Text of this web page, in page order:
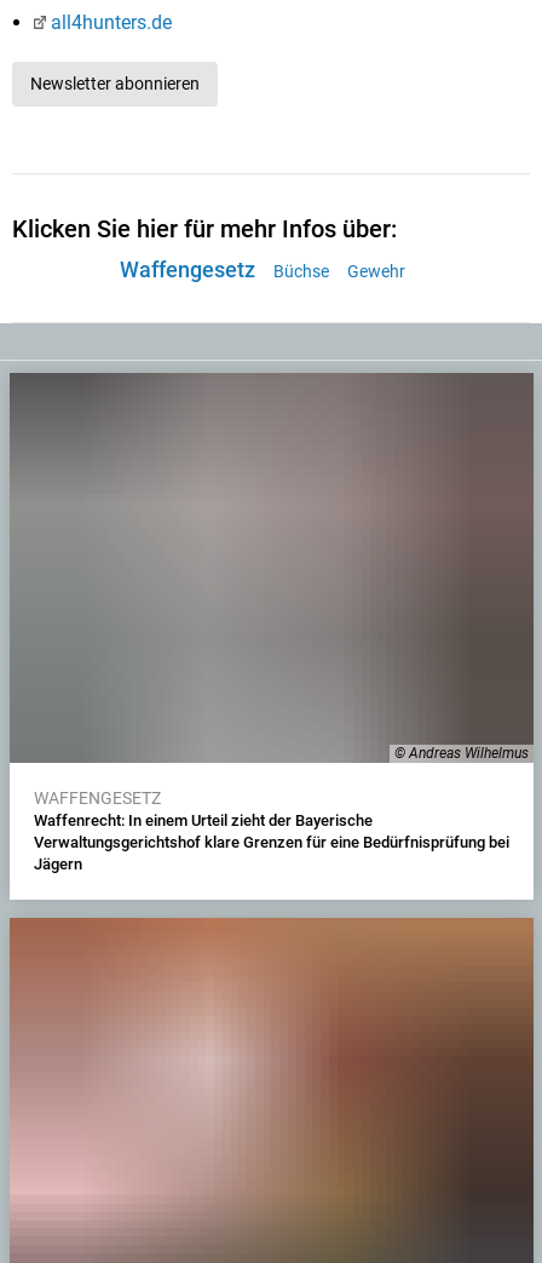
all4hunters.de
Newsletter abonnieren
Klicken Sie hier für mehr Infos über:
Waffengesetz Büchse Gewehr
© Andreas Wilhelmus
WAFFENGESETZ
Waffenrecht: In einem Urteil zieht der Bayerische
Verwaltungsgerichtshof klare Grenzen für eine Bedürfnisprüfung bei
Jägern